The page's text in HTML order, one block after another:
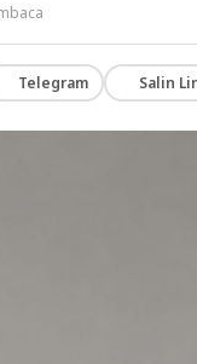
Telegram Salin